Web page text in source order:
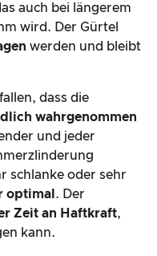
auch bei längerem
wird. Der Gürtel
werden und bleibt
dass die
wahrgenommen
und jeder
schlanke oder sehr
optimal . Der
Zeit an Haftkraft,
kann.